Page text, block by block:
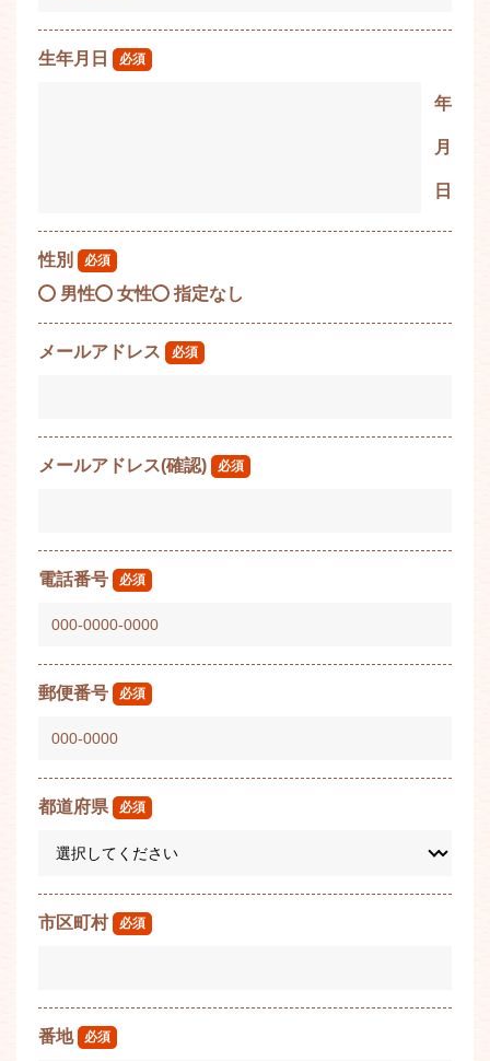
生年月日 必須
年
月
日
性別 必須
男性 女性 指定なし
メールアドレス 必須
メールアドレス(確認) 必須
電話番号 必須
郵便番号 必須
都道府県 必須
市区町村 必須
番地 必須